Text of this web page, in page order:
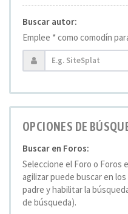
Buscar autor:
Emplee * como comodín
OPCIONES DE
Buscar en Foros:
Seleccione el Foro o Foros
agilizar puede buscar en
padre y habilitar la
de búsqueda).